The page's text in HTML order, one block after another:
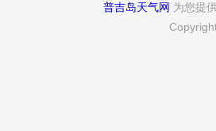
普吉岛天气网 为您提